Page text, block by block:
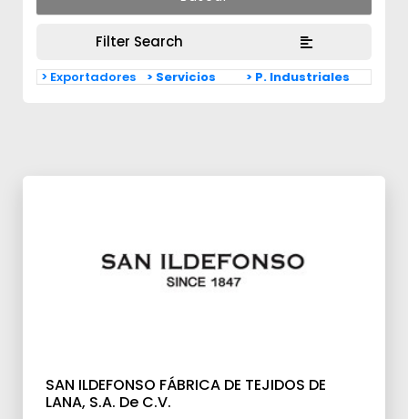
Filter Search
> Exportadores > Servicios > P. Industriales
SAN ILDEFONSO FÁBRICA DE TEJIDOS DE
LANA, S.A. De C.V.